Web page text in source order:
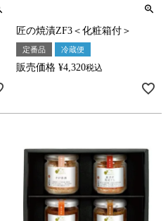
匠の焼漬ZF3＜化粧箱付＞
定番品 冷蔵便
販売価格 ¥4,320税込